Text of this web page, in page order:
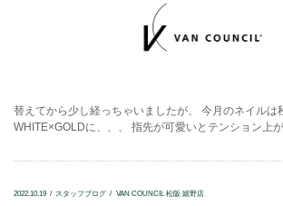
替えてから少し経っちゃいましたが、 今月のネイルは
WHITE×GOLDに、、、 指先が可愛いとテンション上
2022.10.19 スタッフブログ VAN COUNCIL 松阪 嬉野店